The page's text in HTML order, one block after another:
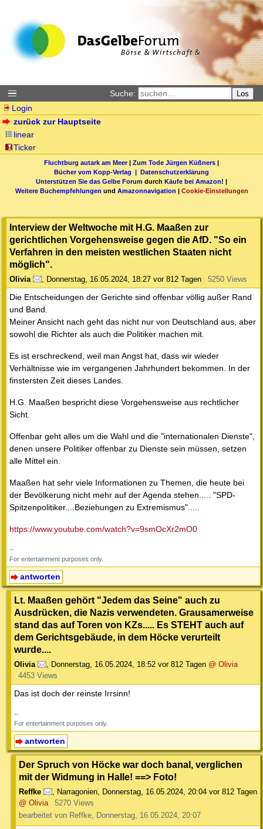
Suche: Los
Login
zurück zur Hauptseite
linear
Ticker
Fluchtburg autark am Meer| Zum Tode Jürgen Küßners |
Bücher vom Kopp-Verlag | Datenschutzerklärung
Unterstützen Sie das Gelbe Forum durch Käufe bei Amazon! |
Weitere Buchempfehlungen und Amazonnavigation | Cookie-Einstellungen
Interview der Weltwoche mit H.G. Maaßen zur
gerichtlichen Vorgehensweise gegen die AfD. "So ein
Verfahren in den meisten westlichen Staaten nicht
möglich".
Olivia , Donnerstag, 16.05.2024, 18:27 vor 812 Tagen 5250 Views
Die Entscheidungen der Gerichte sind offenbar völlig außer Rand
und Band.
Meiner Ansicht nach geht das nicht nur von Deutschland aus, aber
sowohl die Richter als auch die Politiker machen mit.
Es ist erschreckend, weil man Angst hat, dass wir wieder
Verhältnisse wie im vergangenen Jahrhundert bekommen. In der
finstersten Zeit dieses Landes.
H.G. Maaßen bespricht diese Vorgehensweise aus rechtlicher
Sicht.
Offenbar geht alles um die Wahl und die "internationalen Dienste",
denen unsere Politiker offenbar zu Dienste sein müssen, setzen
alle Mittel ein.
Maaßen hat sehr viele Informationen zu Themen, die heute bei
der Bevölkerung nicht mehr auf der Agenda stehen..... "SPD-
Spitzenpolitiker....Beziehungen zu Extremismus".....
https://www.youtube.com/watch?v=9smOcXr2mO0
--
For entertainment purposes only.
antworten
Lt. Maaßen gehört "Jedem das Seine" auch zu
Ausdrücken, die Nazis verwendeten. Grausamerweise
stand das auf Toren von KZs..... Es STEHT auch auf
dem Gerichtsgebäude, in dem Höcke verurteilt
wurde....
Olivia , Donnerstag, 16.05.2024, 18:52 vor 812 Tagen @ Olivia
4453 Views
Das ist doch der reinste Irrsinn!
--
For entertainment purposes only.
antworten
Der Spruch von Höcke war doch banal, verglichen
mit der Widmung in Halle! ==> Foto!
Reffke , Narragonien, Donnerstag, 16.05.2024, 20:04 vor 812 Tagen
@ Olivia
5270 Views
bearbeitet von Reffke, Donnerstag, 16.05.2024, 20:07